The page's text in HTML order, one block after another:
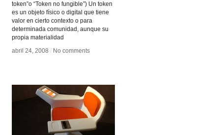
token”o “Token no fungible”) Un token
es un objeto físico o digital que tiene
valor en cierto contexto o para
determinada comunidad, aunque su
propia materialidad
abril 24, 2008 / No comments
abril 24, 2008 / No comments